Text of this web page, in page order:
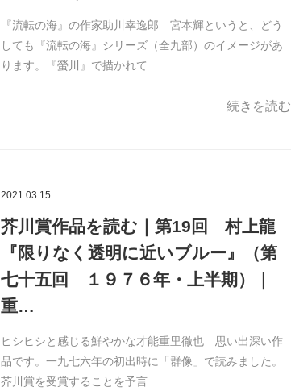
『流転の海』の作家助川幸逸郎 宮本輝というと、どう
しても『流転の海』シリーズ（全九部）のイメージがあ
ります。『螢川』で描かれて…
続きを読む
2021.03.15
芥川賞作品を読む｜第19回 村上龍
『限りなく透明に近いブルー』（第
七十五回 １９７６年・上半期）｜
重…
ヒシヒシと感じる鮮やかな才能重里徹也 思い出深い作
品です。一九七六年の初出時に「群像」で読みました。
芥川賞を受賞することを予言…